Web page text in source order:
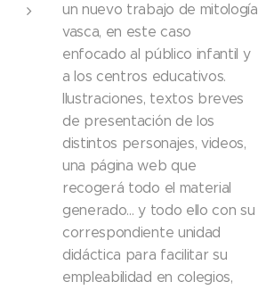
un nuevo trabajo de mitología
vasca, en este caso
enfocado al público infantil y
a los centros educativos.
Ilustraciones, textos breves
de presentación de los
distintos personajes, videos,
una página web que
recogerá todo el material
generado... y todo ello con su
correspondiente unidad
didáctica para facilitar su
empleabilidad en colegios,